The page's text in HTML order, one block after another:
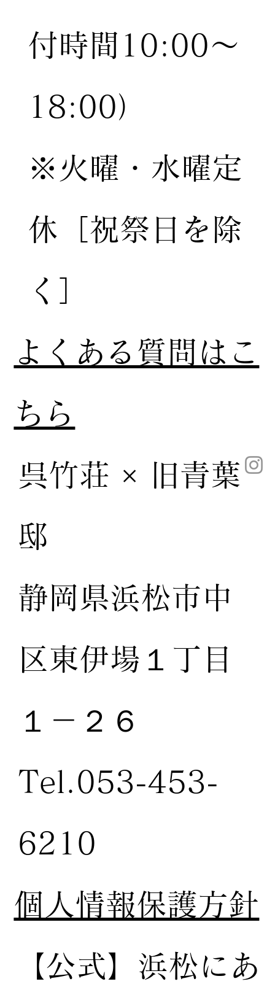
付時間10:00〜
18:00）
※火曜・水曜定
休［祝祭日を除
く］
呉竹荘 × 旧青葉
邸
静岡県浜松市中
区東伊場１丁目
１－２６
Tel.053-453-
6210
個人情報保護方針
【公式】 浜松にあ
​よくある質問はこ
ちら